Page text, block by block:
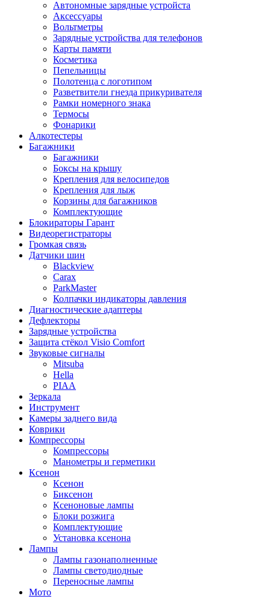
Автономные зарядные устройста
Аксессуары
Вольтметры
Зарядные устройства для телефонов
Карты памяти
Косметика
Пепельницы
Полотенца с логотипом
Разветвители гнезда прикуривателя
Рамки номерного знака
Термосы
Фонарики
Алкотестеры
Багажники
Багажники
Боксы на крышу
Крепления для велосипедов
Крепления для лыж
Корзины для багажников
Комплектующие
Блокираторы Гарант
Видеорегистраторы
Громкая связь
Датчики шин
Blackview
Carax
ParkMaster
Колпачки индикаторы давления
Диагностические адаптеры
Дефлекторы
Зарядные устройства
Защита стёкол Visio Comfort
Звуковые сигналы
Mitsuba
Hella
PIAA
Зеркала
Инструмент
Камеры заднего вида
Коврики
Компрессоры
Компрессоры
Манометры и герметики
Ксенон
Ксенон
Биксенон
Ксеноновые лампы
Блоки розжига
Комплектующие
Установка ксенона
Лампы
Лампы газонаполненные
Лампы светодиодные
Переносные лампы
Мото